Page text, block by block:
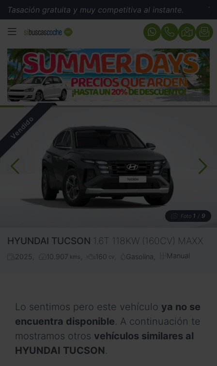
gratuita y muy competitiva al instante.
MENÚ
Foto 1 / 9
HYUNDAI TUCSON 1.6T 118KW (160CV) MAXX
2025 10.907 kms 160 cv Gasolina Manual
Lo sentimos pero este vehículo ya no se
encuentra disponible. A continuación te
mostramos otros vehículos similares al
HYUNDAI TUCSON.